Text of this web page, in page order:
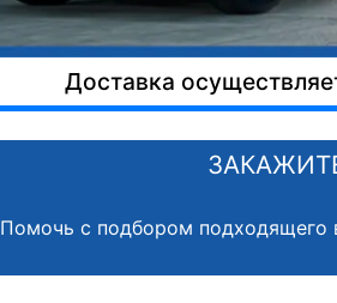
Доставка
Помочь с подбором подходящего